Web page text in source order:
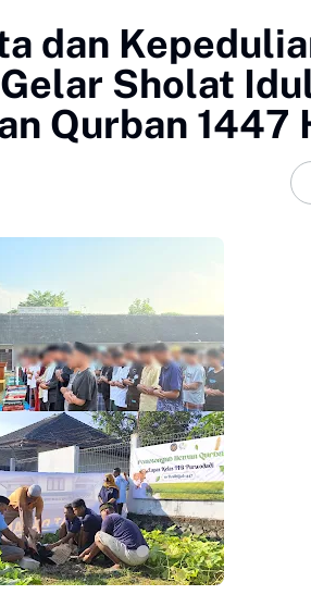
dan
Sholat
Qurban 1447